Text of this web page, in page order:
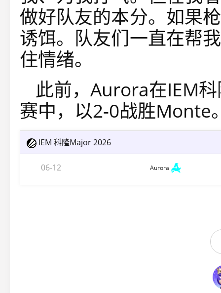
做好队友的本分。如果
诱饵。队友们一直在帮
住情绪。
此前，Aurora在IEM
赛中，以2-0战胜Monte
IEM 科隆Major 2026
06-12 Aurora